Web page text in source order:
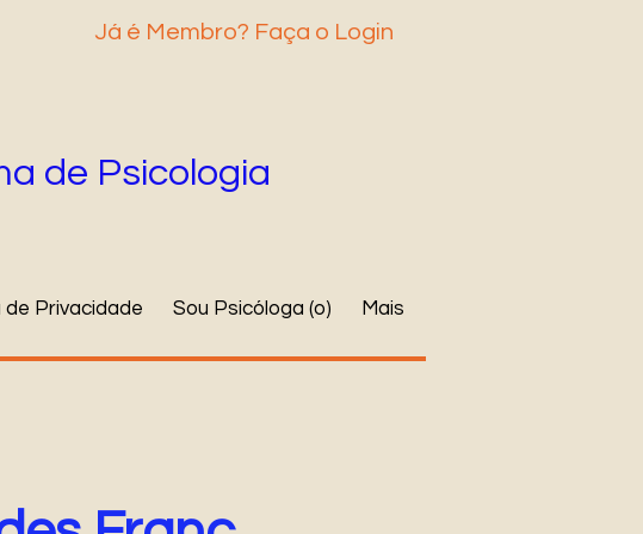
Já é Membro? Faça o Login
de Psicologia
de Privacidade Sou Psicóloga (o) Mais